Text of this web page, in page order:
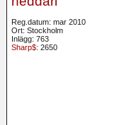
Reg.datum: mar 2010
Ort: Stockholm
Inlägg: 763
Sharp$: 2650